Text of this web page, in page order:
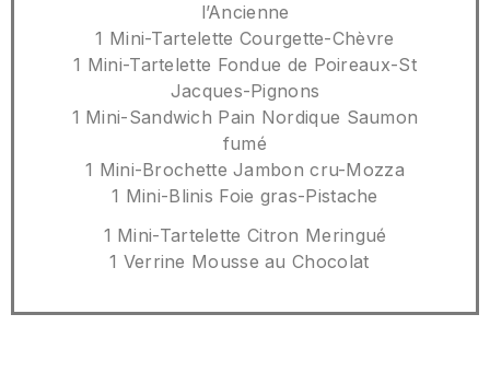
l’Ancienne
1 Mini-Tartelette Courgette-Chèvre
1 Mini-Tartelette Fondue de Poireaux-St
Jacques-Pignons
1 Mini-Sandwich Pain Nordique Saumon
fumé
1 Mini-Brochette Jambon cru-Mozza
1 Mini-Blinis Foie gras-Pistache
1 Mini-Tartelette Citron Meringué
1 Verrine Mousse au Chocolat